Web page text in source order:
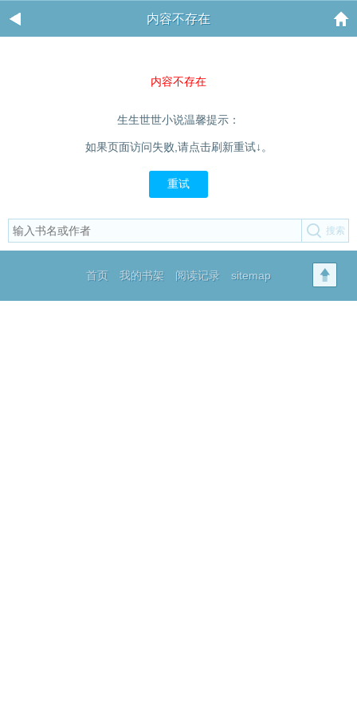
内容不存在
内容不存在
生生世世小说温馨提示：
如果页面访问失败,请点击刷新重试↓。
重试
首页 我的书架 阅读记录 sitemap